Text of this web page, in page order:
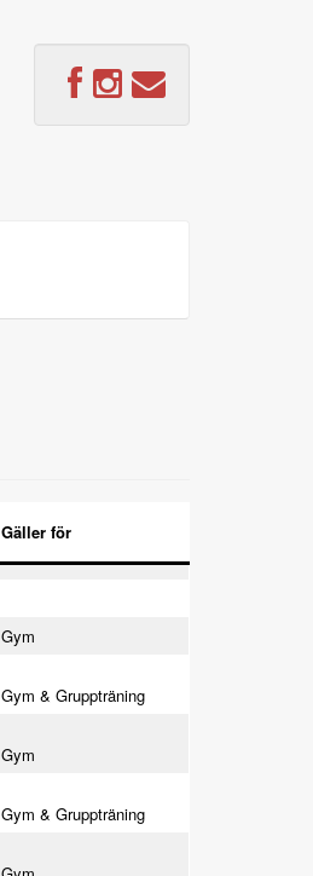
Gäller för
Gym
Gym & Gruppträning
Gym
Gym & Gruppträning